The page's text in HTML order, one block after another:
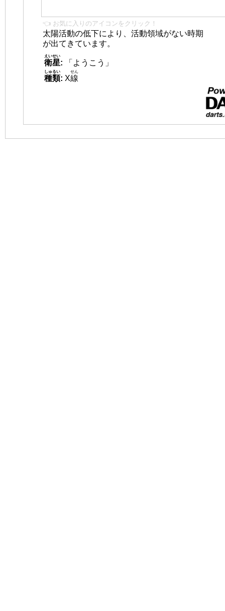
👈 お気に入りのアイコンをクリック！
太陽活動の低下により、活動領域がない時期
が出てきています。
衛星
えいせい
:
「ようこう」
種類
しゅるい
: X線
せん